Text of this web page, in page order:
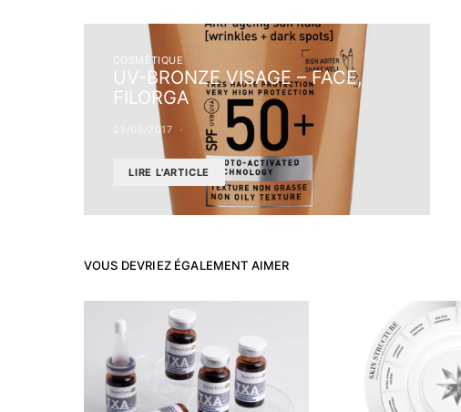
COSMÉTIQUE
UV-BRONZE VISAGE – FACE,
FILORGA
23/05/2017
LIRE L'ARTICLE
VOUS DEVRIEZ ÉGALEMENT AIMER